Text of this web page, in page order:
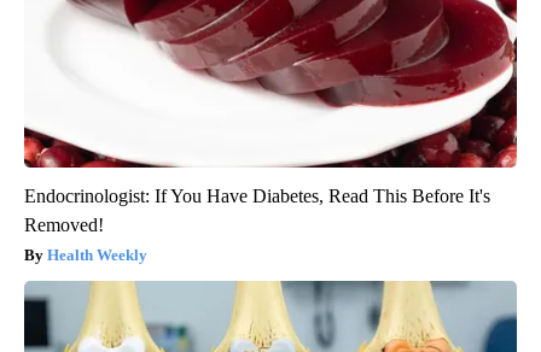
Endocrinologist: If You Have Diabetes, Read This Before It's
Removed!
Health Weekly